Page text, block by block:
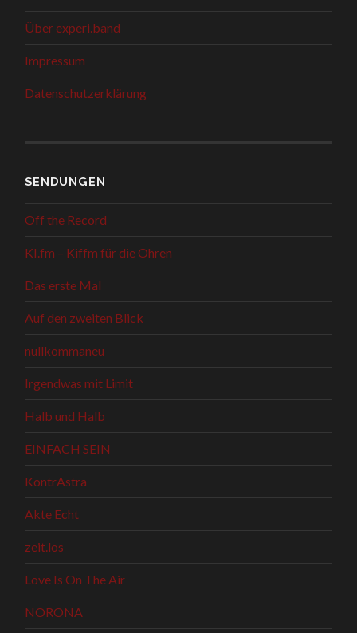
Über experi.band
Impressum
Datenschutzerklärung
SENDUNGEN
Off the Record
KI.fm – Kiffm für die Ohren
Das erste Mal
Auf den zweiten Blick
nullkommaneu
Irgendwas mit Limit
Halb und Halb
EINFACH SEIN
KontrAstra
Akte Echt
zeit.los
Love Is On The Air
NORONA